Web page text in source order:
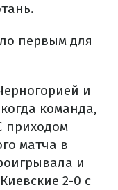
первым для
и
команда,
приходом
матча в
и
2-0 с